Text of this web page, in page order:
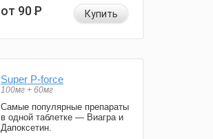
от 90Р Купить
Super P-force
100мг + 60мг
Самые популярные препараты
в одной таблетке — Виагра и
Дапоксетин.